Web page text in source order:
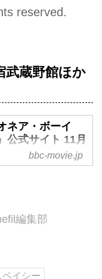
reserved.
武蔵野館ほか
ネア・ボーイ
公式サイト 11月
開！
ゼルス、実在し
ルを映画化！
bbc-movie.jp
編集部
イシー